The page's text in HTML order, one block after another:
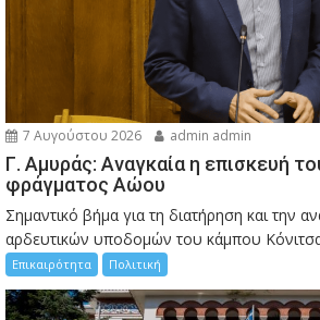
7 Αυγούστου 2026 admin admin
Γ. Αμυράς: Αναγκαία η επισκευή
φράγματος Αώου
Σημαντικό βήμα για τη διατήρηση και την
αρδευτικών υποδομών του κάμπου
Επικαιρότητα Πολιτική